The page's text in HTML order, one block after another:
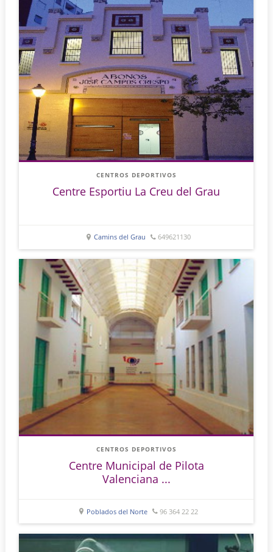
CENTROS DEPORTIVOS
Centre Esportiu La Creu del Grau
Camins del Grau 649621130
CENTROS DEPORTIVOS
Centre Municipal de Pilota
Valenciana ...
Poblados del Norte 96 364 22 22